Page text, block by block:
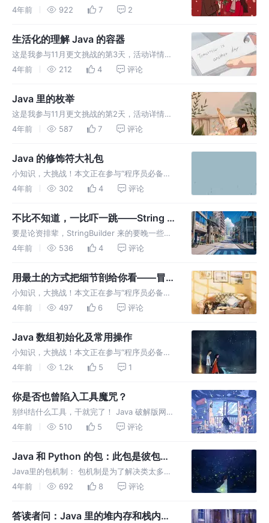
看：2021最后一次更文挑战。 Map 是容器里非
用的实现类。一看到这里，B站的弹幕里就开始
4年前 922 7 2
生活化的理解 Java 的容器
这是我参与11月更文挑战的第3天，活动详情查
看：2021最后一次更文挑战。容器，你是否害
它没有看起来那么难，一起看看吧~
4年前 212 4 评论
Java 里的枚举
这是我参与11月更文挑战的第2天，活动详情查
看：2021最后一次更文挑战。 枚举类是一个小
4年前 587 7 评论
Java 的修饰符大礼包
小知识，大挑战！本文正在参与“程序员必备小
知识”创作活动 生动的告诉你 四种访问控制符到
4年前 302 4 评论
不比不知道，一比吓一跳——String 和
StringBuilder 效率对比
要是论资排辈，StringBuilder 来的要晚一些，
但是它却是StringBuilder 是比 String 更常用的
4年前 536 4 评论
用最土的方式把细节剖给你看——冒泡
排序算法的 Java 实现版
小知识，大挑战！本文正在参与“程序员必备小
知识”创作活动 说到算法，很多人都会害怕。但
什么，也解决不了什么问题。那就死磕到底
4年前 497 6 评论
Java 数组初始化及常用操作
小知识，大挑战！本文正在参与“程序员必备小
知识”创作活动。今天这篇是练习尚学堂高淇老
望能给像我一样的初学者以微不足道的经验
4年前 1.2k 5 1
你是否也曾陷入工具魔咒？
别纠结什么工具，干就完了！ Java 破解版网上
的网页那么多，别再陷入他们的公众号涨粉圈套
就挺好！
4年前 510 5 评论
Java 和 Python 的包：此包是彼包
否？
Java里的包机制： 包机制是为了解决类太多产
生的类管理问题。 类一多，就不方便去找到自
4年前 692 8 评论
答读者问：Java 里的堆内存和栈内存